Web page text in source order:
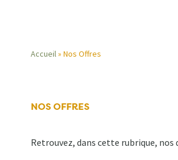
d'Ariane
Accueil Nos Offres
NOS OFFRES
Retrouvez, dans cette rubrique, nos